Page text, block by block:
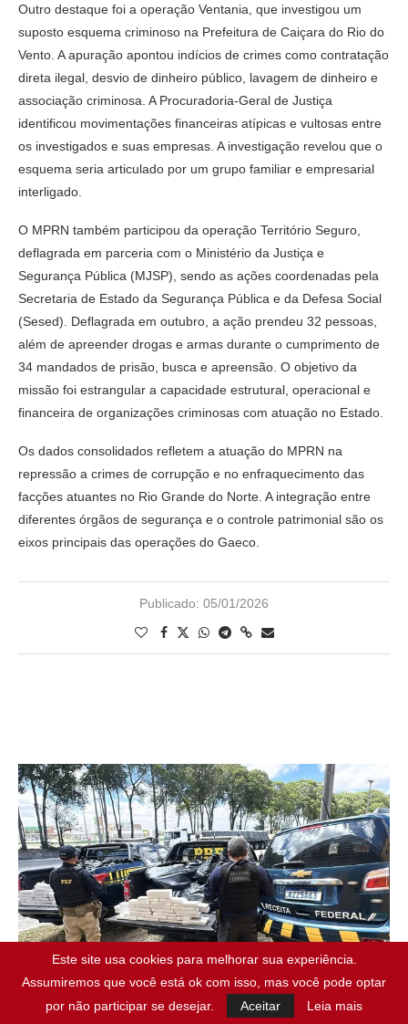
Outro destaque foi a operação Ventania, que investigou um
suposto esquema criminoso na Prefeitura de Caiçara do Rio do
Vento. A apuração apontou indícios de crimes como contratação
direta ilegal, desvio de dinheiro público, lavagem de dinheiro e
associação criminosa. A Procuradoria-Geral de Justiça
identificou movimentações financeiras atípicas e vultosas entre
os investigados e suas empresas. A investigação revelou que o
esquema seria articulado por um grupo familiar e empresarial
interligado.
O MPRN também participou da operação Território Seguro,
deflagrada em parceria com o Ministério da Justiça e
Segurança Pública (MJSP), sendo as ações coordenadas pela
Secretaria de Estado da Segurança Pública e da Defesa Social
(Sesed). Deflagrada em outubro, a ação prendeu 32 pessoas,
além de apreender drogas e armas durante o cumprimento de
34 mandados de prisão, busca e apreensão. O objetivo da
missão foi estrangular a capacidade estrutural, operacional e
financeira de organizações criminosas com atuação no Estado.
Os dados consolidados refletem a atuação do MPRN na
repressão a crimes de corrupção e no enfraquecimento das
facções atuantes no Rio Grande do Norte. A integração entre
diferentes órgãos de segurança e o controle patrimonial são os
eixos principais das operações do Gaeco.
Publicado: 05/01/2026
Este site usa cookies para melhorar sua experiência.
Assumiremos que você está ok com isso, mas você pode optar
por não participar se desejar.
Aceitar Leia mais